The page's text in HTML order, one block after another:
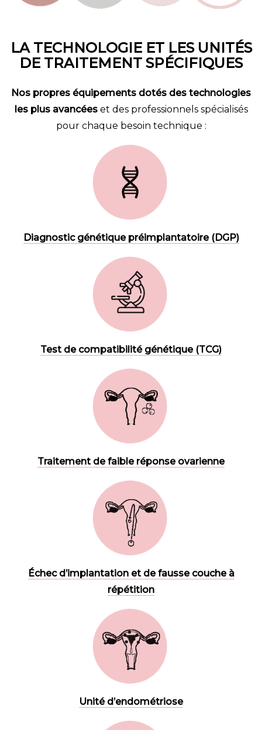
LA TECHNOLOGIE ET LES UNITÉS
DE TRAITEMENT SPÉCIFIQUES
Nos propres équipements dotés des technologies
les plus avancées et des professionnels spécialisés
pour chaque besoin technique :
Diagnostic génétique préimplantatoire (DGP)
Test de compatibilité génétique (TCG)
Traitement de faible réponse ovarienne
Échec d’implantation et de fausse couche à
répétition
Unité d’endométriose